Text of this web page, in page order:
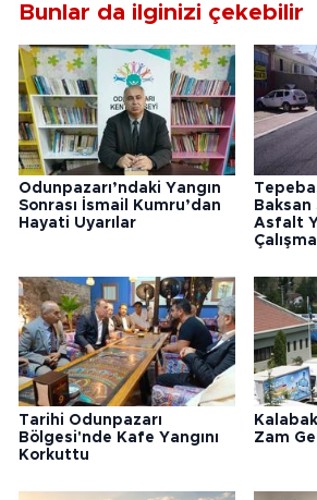
Bunlar da ilginizi çekebilir
Odunpazarı’ndaki Yangın
Sonrası İsmail Kumru’dan
Hayati Uyarılar
Asfalt
Tarihi Odunpazarı
Bölgesi'nde Kafe Yangını
Korkuttu
Zam